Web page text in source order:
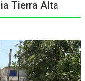
Tierra Alta